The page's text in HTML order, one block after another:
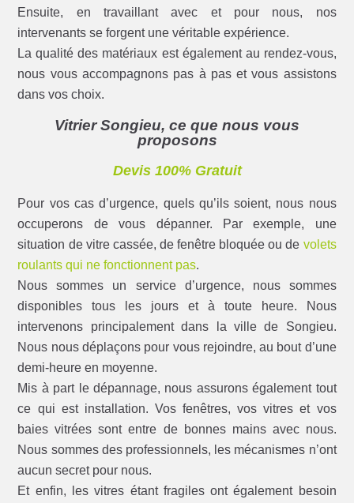
Ensuite, en travaillant avec et pour nous, nos
intervenants se forgent une véritable expérience.
La qualité des matériaux est également au rendez-vous,
nous vous accompagnons pas à pas et vous assistons
dans vos choix.
Vitrier Songieu, ce que nous vous
proposons
Devis 100% Gratuit
Pour vos cas d’urgence, quels qu’ils soient, nous nous
occuperons de vous dépanner. Par exemple, une
situation de vitre cassée, de fenêtre bloquée ou de volets
roulants qui ne fonctionnent pas.
Nous sommes un service d’urgence, nous sommes
disponibles tous les jours et à toute heure. Nous
intervenons principalement dans la ville de Songieu.
Nous nous déplaçons pour vous rejoindre, au bout d’une
demi-heure en moyenne.
Mis à part le dépannage, nous assurons également tout
ce qui est installation. Vos fenêtres, vos vitres et vos
baies vitrées sont entre de bonnes mains avec nous.
Nous sommes des professionnels, les mécanismes n’ont
aucun secret pour nous.
Et enfin, les vitres étant fragiles ont également besoin